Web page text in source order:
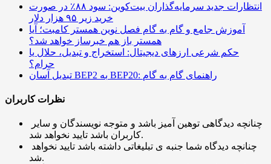
انتظارات جدید سرمایه‌گذاران بیت‌کوین: سود ۸۸٪ در صورت
خرید زیر ۹۵ هزار دلار
آموزش جامع و گام به گام فصل نوین همستر کامبت؛ آیا
همستر باز هم خبرساز خواهد شد؟
حکم شرعی ارزهای دیجیتال: استخراج و تبدیل، حلال یا
حرام؟
تبدیل آسان BEP2 به BEP20: راهنمای گام به گام
نظرات کاربران
کاربران باشد تایید نخواهد شد.
شد.